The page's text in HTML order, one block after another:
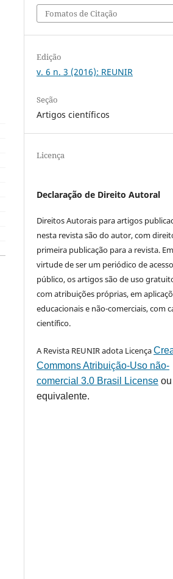
Fomatos de Citação
Edição
v. 6 n. 3 (2016): REUNIR
Seção
Artigos científicos
Licença
Declaração de Direito Autoral
Direitos Autorais para artigos
nesta revista são do autor, com
primeira publicação para a revista. Em
virtude de ser um periódico de acesso
público, os artigos são de uso
com atribuições próprias, em
educacionais e não-comerciais, com
científico.
A Revista REUNIR adota Licença
Commons Atribuição-Uso não-
comercial 3.0 Brasil License
equivalente.